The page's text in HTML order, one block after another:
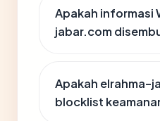
Apakah informasi
jabar.com
Apakah elrahma-
blocklist